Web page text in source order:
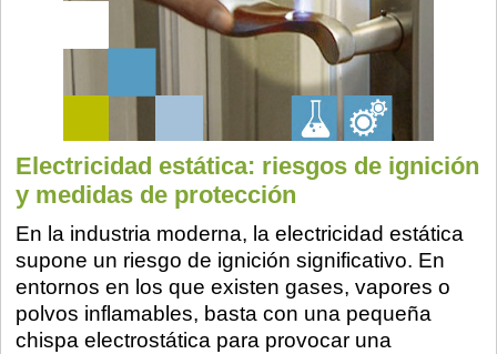
Electricidad estática: riesgos de ignición
y medidas de protección
En la industria moderna, la electricidad estática
supone un riesgo de ignición significativo. En
entornos en los que existen gases, vapores o
polvos inflamables, basta con una pequeña
chispa electrostática para provocar una